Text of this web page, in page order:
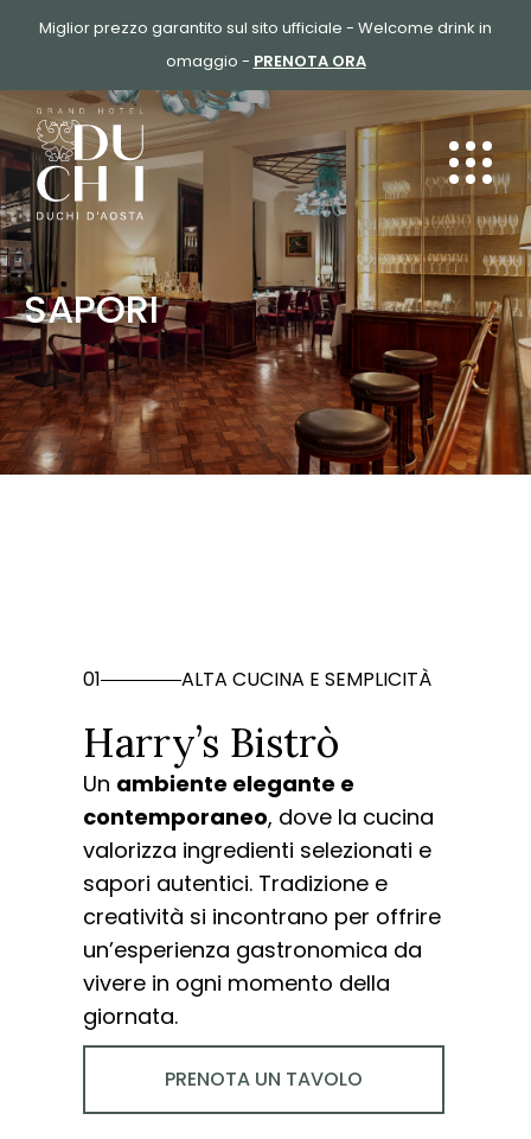
SALTAMiglior prezzo garantito sul sito ufficiale - Welcome drink in
omaggio - PRENOTA ORA
SAPORI
01 ALTA CUCINA E SEMPLICITÀ
Harry’s Bistrò
Un ambiente elegante e
contemporaneo, dove la cucina
valorizza ingredienti selezionati e
sapori autentici. Tradizione e
creatività si incontrano per offrire
un’esperienza gastronomica da
vivere in ogni momento della
giornata.
PRENOTA UN TAVOLO